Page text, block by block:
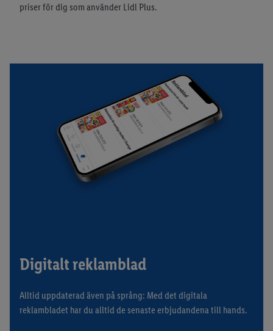
priser för dig som använder Lidl Plus.
Digitalt reklamblad
Alltid uppdaterad även på språng: Med det digitala
reklambladet har du alltid de senaste erbjudandena till hands.